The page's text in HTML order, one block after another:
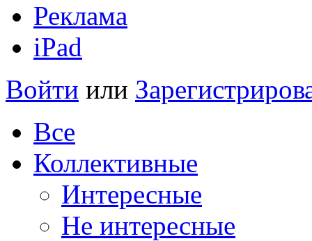
Реклама
iPad
Войти или
Все
Коллективные
Интересные
Не интересные